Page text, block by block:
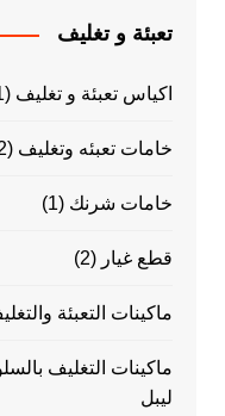
تعبئة و تغليف
اكياس تعبئة و تغليف (1)
خامات تعبئه وتغليف (12)
خامات شرنك (1)
قطع غيار (2)
ماكينات التعبئة
ليبل